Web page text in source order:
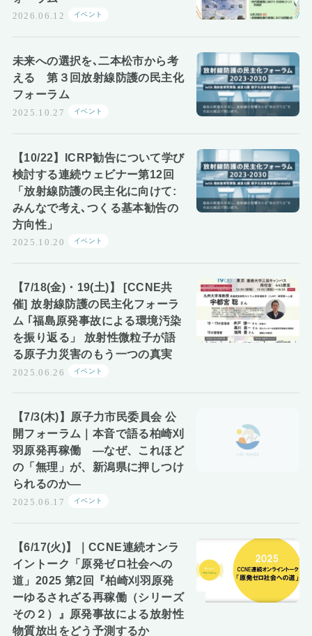
2026.06.12 イベント
未来への選択を､二本松市から考
える 第３回放射線防護の民主化
フォーラム
2025.10.27 イベント
【10/22】ICRP勧告について学び
検討する連続ウェビナー第12回
「放射線防護の民主化に向けて:
みんなで考え､つくる基本勧告の
方向性」
2025.10.20 イベント
【7/18(金)・19(土)】 [CCNE共
催] 放射線防護の民主化フォーラ
ム ｢福島原発事故による環境汚染
を振り返る」 放射性微粒子が語
る原子力災害のもう一つの真実
2025.06.26 イベント
【7/3(木)】原子力市民委員会 公
開フォーラム｜本音で語る柏崎刈
羽原発再稼働 ―なぜ、これほど
の「無理」が、新潟県に押しつけ
られるのか―
2025.06.17 イベント
【6/17(火)】｜CCNE連続オンラ
イントーク「原発ゼロ社会への
道」2025 第2回『柏崎刈羽原発
ーゆるされざる再稼働（シリーズ
その２）』原発事故による放射性
物質放出をどう予測するか